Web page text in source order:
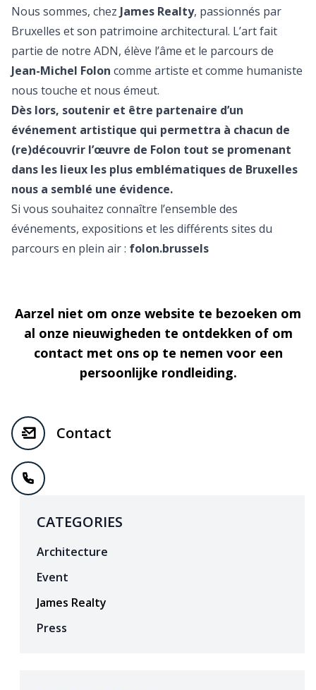
Nous sommes, chez James Realty, passionnés par
Bruxelles et son patrimoine architectural. L’art fait
partie de notre ADN, élève l’âme et le parcours de
Jean-Michel Folon comme artiste et comme humaniste
nous touche et nous émeut.
Dès lors, soutenir et être partenaire d’un
événement artistique qui permettra à chacun de
(re)découvrir l’œuvre de Folon tout se promenant
dans les lieux les plus emblématiques de Bruxelles
nous a semblé une évidence.
Si vous souhaitez connaître l’ensemble des
événements, expositions et les différents sites du
parcours en plein air : folon.brussels
Aarzel niet om onze website te bezoeken om
al onze nieuwigheden te ontdekken of om
contact met ons op te nemen voor een
persoonlijke rondleiding.
Contact
CATEGORIES
Architecture
Event
James Realty
Press